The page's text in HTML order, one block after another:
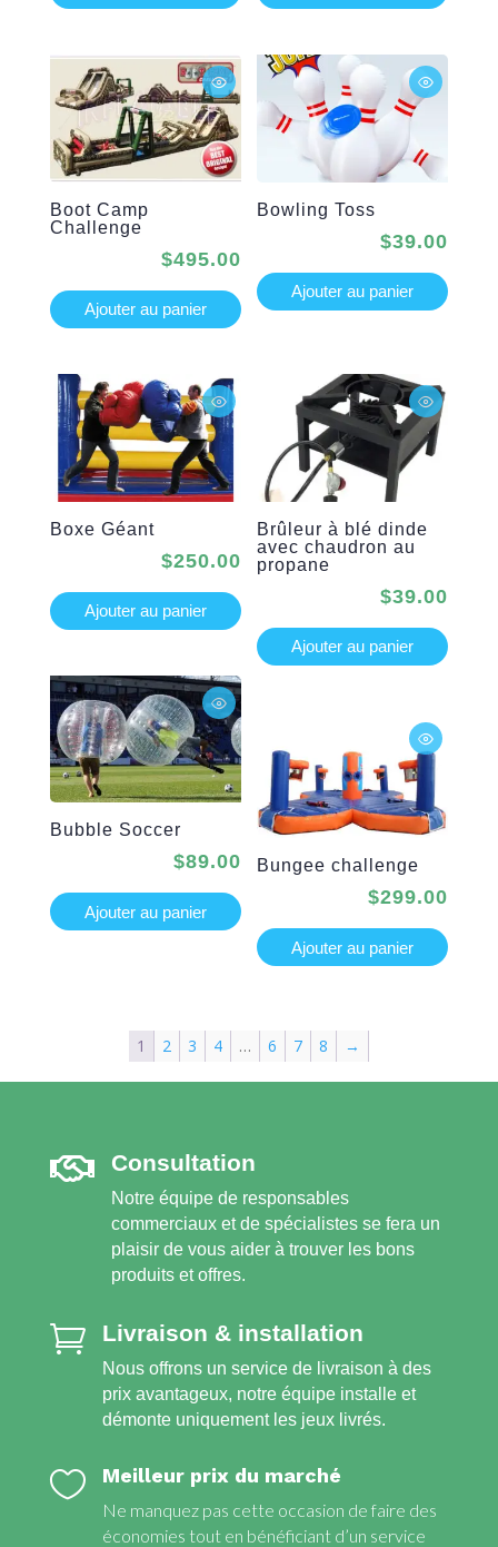
Boot Camp
Challenge
$495.00
Ajouter au panier
Bowling Toss
$39.00
Ajouter au panier
Boxe Géant
$250.00
Ajouter au panier
Brûleur à blé dinde
avec chaudron au
propane
$39.00
Ajouter au panier
Bubble Soccer
$89.00
Ajouter au panier
Bungee challenge
$299.00
Ajouter au panier
1 2 3 4 … 6 7 8 →
 Сonsultation
Notre équipe de responsables
commerciaux et de spécialistes se fera un
plaisir de vous aider à trouver les bons
produits et offres.
 Livraison & installation
Nous offrons un service de livraison à des
prix avantageux, notre équipe installe et
démonte uniquement les jeux livrés.
 Meilleur prix du marché
Ne manquez pas cette occasion de faire des
économies tout en bénéficiant d’un service